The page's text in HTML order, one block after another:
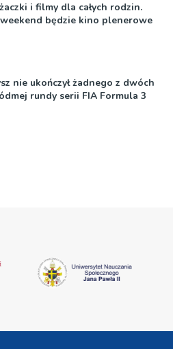
i filmy dla całych rodzin.
będzie kino plenerowe
nie ukończył żadnego z dwóch
rundy serii FIA Formula 3